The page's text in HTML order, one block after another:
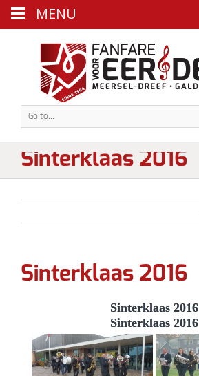
Go to...
Sinterklaas 2016
Sinterklaas 2016
Sinterklaas 2016
Sinterklaas 2016
MENU